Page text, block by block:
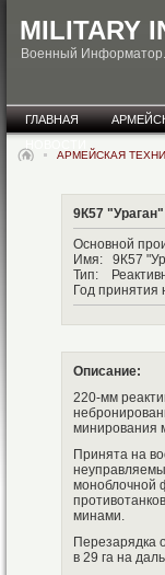
MILITARY
Военный Информатор.
ГЛАВНАЯ
АРМЕЙСКАЯ
9К57
Основной
Имя: 9К57
Тип:
Год
Описание:
220-мм
минирования
Принята на
моноблочной
минами.
Перезарядка
в 29 га на